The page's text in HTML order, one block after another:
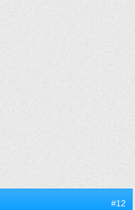
#12